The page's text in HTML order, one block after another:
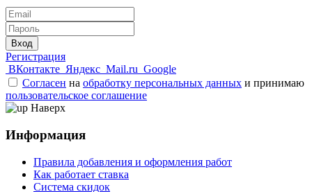
Вход
Регистрация
ВКонтакте Яндекс Mail.ru Google
Согласен на обработку персональных данных и принимаю
пользовательское соглашение
Наверх
Информация
Правила добавления и оформления работ
Как работает ставка
Система скидок